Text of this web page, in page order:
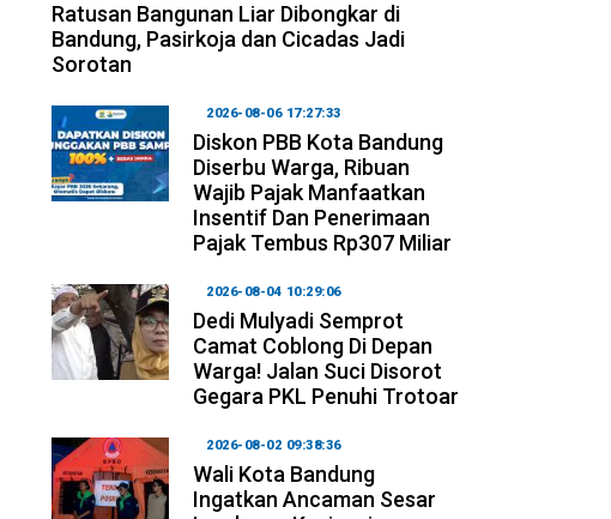
Ratusan Bangunan Liar Dibongkar di
Bandung, Pasirkoja dan Cicadas Jadi
Sorotan
2026-08-06 17:27:33
Diskon PBB Kota Bandung
Diserbu Warga, Ribuan
Wajib Pajak Manfaatkan
Insentif Dan Penerimaan
Pajak Tembus Rp307 Miliar
2026-08-04 10:29:06
Dedi Mulyadi Semprot
Camat Coblong Di Depan
Warga! Jalan Suci Disorot
Gegara PKL Penuhi Trotoar
2026-08-02 09:38:36
Wali Kota Bandung
Ingatkan Ancaman Sesar